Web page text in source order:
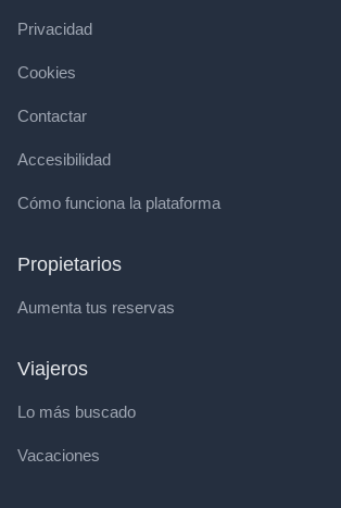
Privacidad
Cookies
Contactar
Accesibilidad
Cómo funciona la plataforma
Propietarios
Aumenta tus reservas
Viajeros
Lo más buscado
Vacaciones